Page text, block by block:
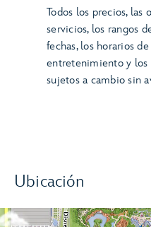
Ubicación
Todos los precios, las
servicios, los rangos
fechas, los horarios
entretenimiento y los
sujetos a cambio sin